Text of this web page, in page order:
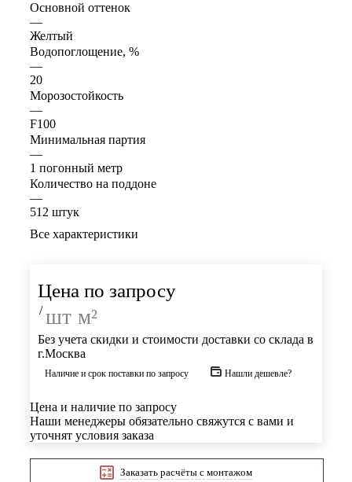
Основной оттенок
—
Желтый
Водопоглощение, %
—
20
Морозостойкость
—
F100
Минимальная партия
—
1 погонный метр
Количество на поддоне
—
512 штук
Все характеристики
Цена по запросу
/ шт м²
Без учета скидки и стоимости доставки со склада в
г.Москва
Наличие и срок поставки по запросу Нашли дешевле?
Цена и наличие по запросу
Наши менеджеры обязательно свяжутся с вами и
уточнят условия заказа
Заказать расчёты с монтажом